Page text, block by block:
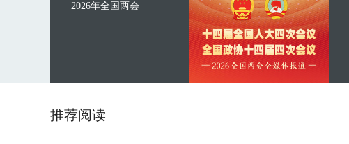
2026年全国两会
推荐阅读